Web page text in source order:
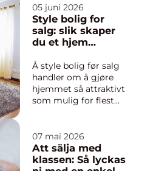
flere oppdager likevel
at kiropraktikk
handler om mer enn
symptombehandling.
nervesystem og
langsiktig balan...
05 juni 2026
Style bolig for
salg: slik skaper
du et hjem
Å style bolig før salg
handler om å gjøre
hjemmet så attraktivt
som mulig for flest
ved å løfte frem
kvalitetene som
allerede finnes. Små
07 mai 2026
Att sälja med
klassen: Så lyckas